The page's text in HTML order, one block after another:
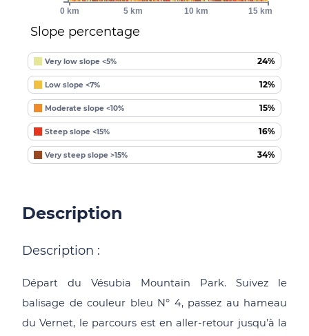
Slope percentage
Very low slope <5% 24%
Low slope <7% 12%
Moderate slope <10% 15%
Steep slope <15% 16%
Very steep slope >15% 34%
0 km 5 km 10 km 15 km
Description
Description :
Départ du Vésubia Mountain Park. Suivez le
balisage de couleur bleu N° 4, passez au hameau
du Vernet, le parcours est en aller-retour jusqu’à la